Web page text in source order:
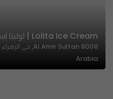
Lolita Ice Cream | لوليتا ايسكريم
Arabia